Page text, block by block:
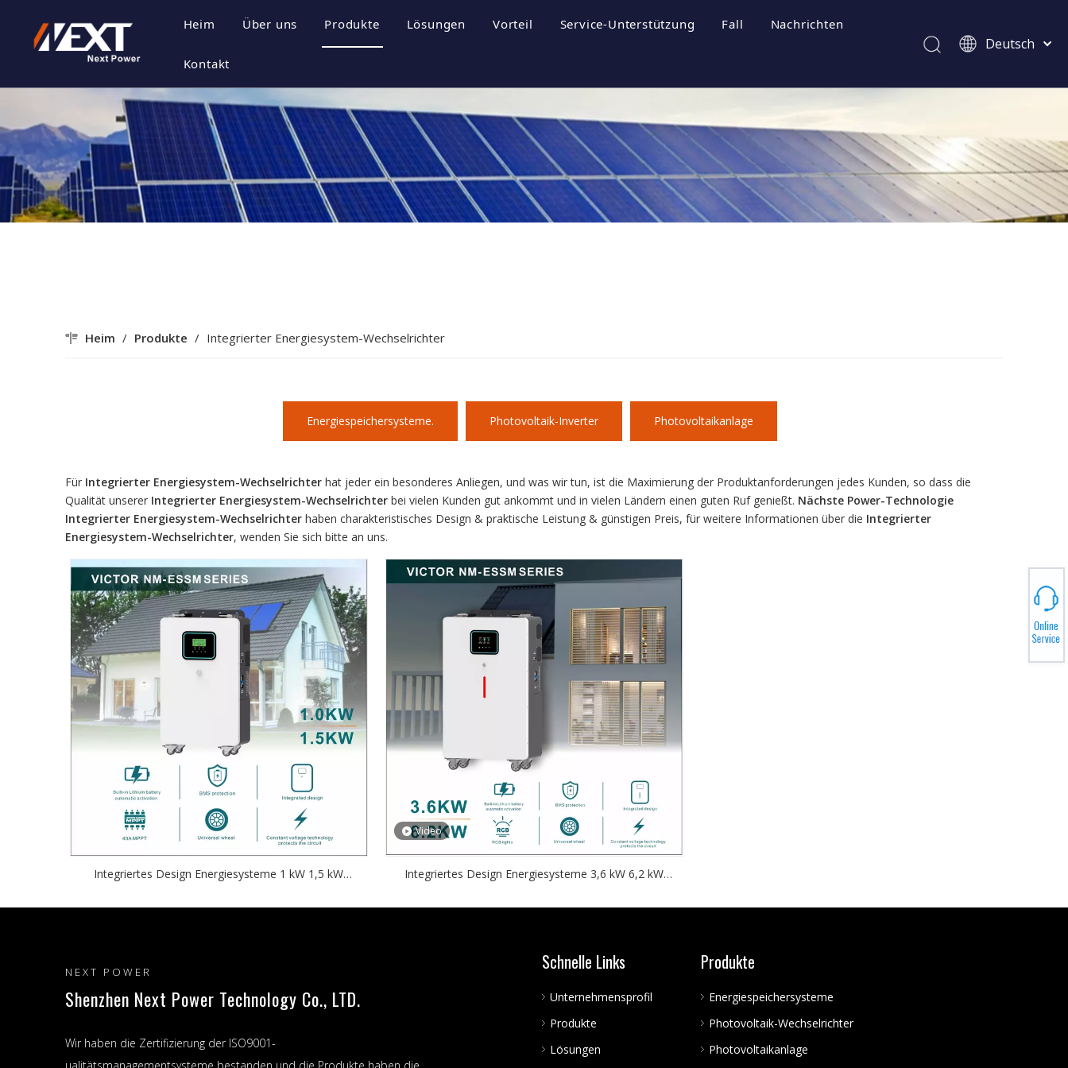
Heim Über uns
Unternehmenskultur
Zertifikat Ehre
Unternehmensstil
Produkte
Photovoltaikanlage
Lösungen Vorteil Service-Unterstützung
FAQ
Videos
Fall Nachrichten
Kontakt
Deutsch
Kiswahili
Italiano
Português
Español
Pусский
Français
Heim / Produkte / Integrierter Energiesystem-Wechselrichter
Energiespeichersysteme. Photovoltaik-Inverter Photovoltaikanlage
Für Integrierter Energiesystem-Wechselrichter hat jeder ein besonderes Anliegen, und was wir tun, ist die Maximierung der Produktanforderungen jedes Kunden, so dass die
Qualität unserer Integrierter Energiesystem-Wechselrichter bei vielen Kunden gut ankommt und in vielen Ländern einen guten Ruf genießt. Nächste Power-Technologie
Integrierter Energiesystem-Wechselrichter haben charakteristisches Design & praktische Leistung & günstigen Preis, für weitere Informationen über die Integrierter
Energiesystem-Wechselrichter, wenden Sie sich bitte an uns.
Integriertes Design Energiesysteme 1 kW 1,5 kW
Konstantspannungstechnologie schützt den Stromkreis
Video
Integriertes Design Energiesysteme 3,6 kW 6,2 kW
automatischer Aktivierung der Lithiumbatterie
NEXT POWER
Shenzhen Next Power Technology Co., LTD.
Wir haben die Zertifizierung der ISO9001-
Schnelle Links
Unternehmensprofil
Produkte
Lösungen
Produkte
Energiespeichersysteme
Photovoltaik-Wechselrichter
Photovoltaikanlage